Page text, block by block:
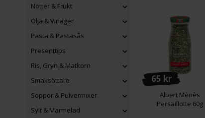
Nötter & Frukt
Olja & Vinäger
Pasta & Pastasås
Presenttips
Ris, Gryn & Matkorn
Smaksättare
Soppor & Pulvermixer
Sylt & Marmelad
65 kr
Albert Ménès
Persaillotte 60g